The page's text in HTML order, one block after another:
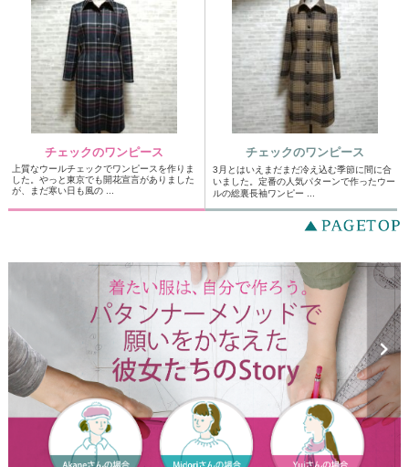
チェックのワンピース
上質なウールチェックでワンピースを作りま
した。やっと東京でも開花宣言がありました
が、まだ寒い日も風の ...
チェックのワンピース
3月とはいえまだまだ冷え込む季節に間に合
いました。定番の人気パターンで作ったウー
ルの総裏長袖ワンピー ...